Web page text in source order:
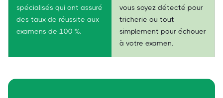
spécialisés qui ont assuré
des taux de réussite aux
examens de 100 %.
vous soyez détecté pour
tricherie ou tout
simplement pour échouer
à votre examen.